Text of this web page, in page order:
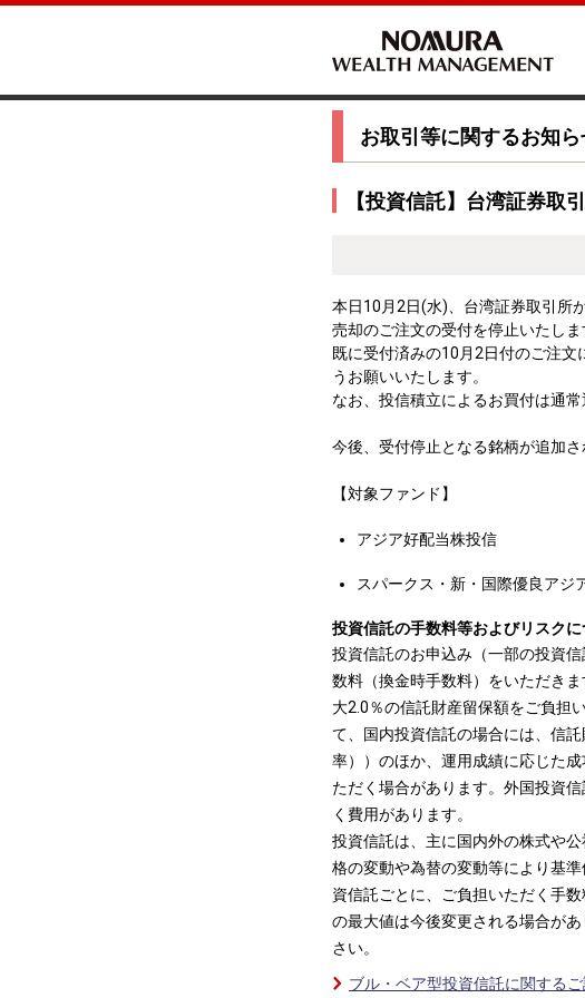
お取引等に関するお知ら
【投資信託】台湾証券取
本日10月2日(水)、台湾証券取引所
売却のご注文の受付を停止いたしま
既に受付済みの10月2日付のご注
うお願いいたします。
なお、投信積立によるお買付は通常
今後、受付停止となる銘柄が追加
【対象ファンド】
アジア好配当株投信
スパークス・新・国際優良アジ
投資信託の手数料等およびリスクに
投資信託のお申込み（一部の投資
数料（換金時手数料）をいただき
大2.0％の信託財産留保額をご負担
て、国内投資信託の場合には、信
率））のほか、運用成績に応じた
ただく場合があります。外国投資
く費用があります。
投資信託は、主に国内外の株式や
格の変動や為替の変動等により基
資信託ごとに、ご負担いただく手
の最大値は今後変更される場合が
さい。
ブル・ベア型投資信託に関するご